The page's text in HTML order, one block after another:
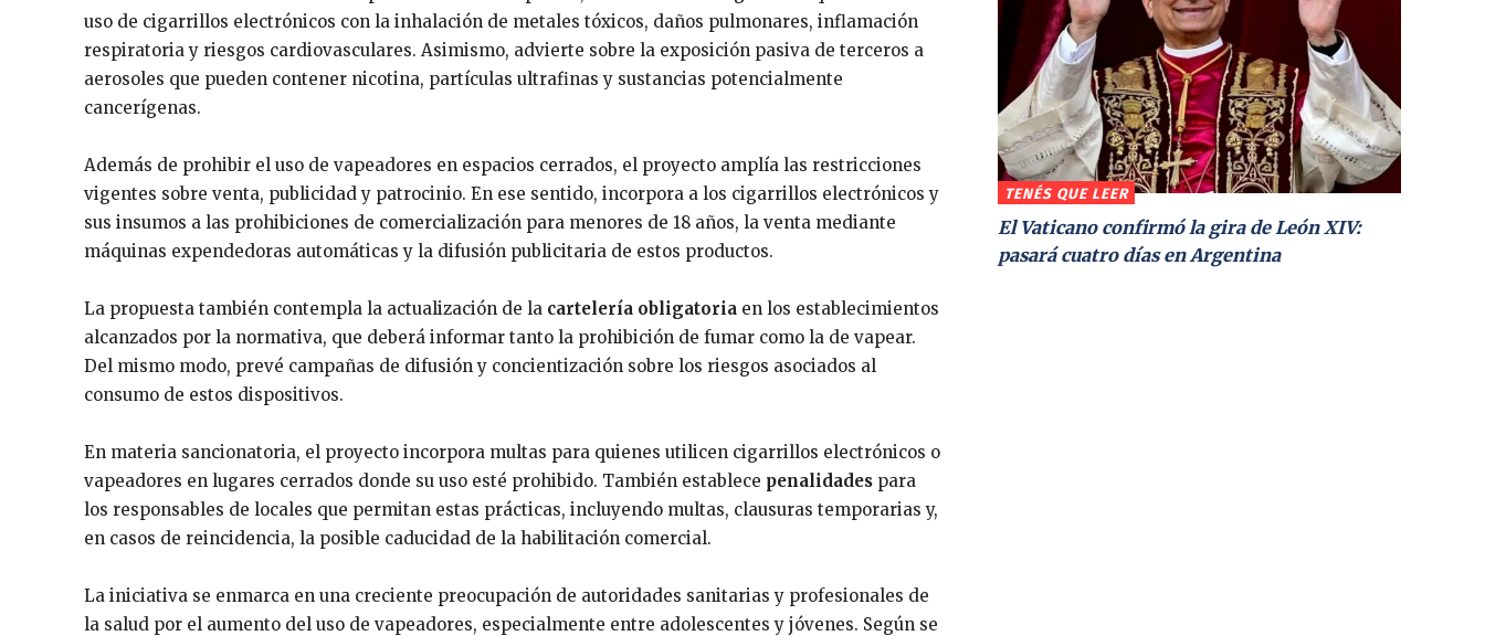
uso de cigarrillos electrónicos con la inhalación de metales tóxicos, daños pulmonares, inflamación
respiratoria y riesgos cardiovasculares. Asimismo, advierte sobre la exposición pasiva de terceros a
aerosoles que pueden contener nicotina, partículas ultrafinas y sustancias potencialmente
cancerígenas.
Además de prohibir el uso de vapeadores en espacios cerrados, el proyecto amplía las restricciones
vigentes sobre venta, publicidad y patrocinio. En ese sentido, incorpora a los cigarrillos electrónicos y
sus insumos a las prohibiciones de comercialización para menores de 18 años, la venta mediante
máquinas expendedoras automáticas y la difusión publicitaria de estos productos.
La propuesta también contempla la actualización de la cartelería obligatoria en los establecimientos
alcanzados por la normativa, que deberá informar tanto la prohibición de fumar como la de vapear.
Del mismo modo, prevé campañas de difusión y concientización sobre los riesgos asociados al
consumo de estos dispositivos.
En materia sancionatoria, el proyecto incorpora multas para quienes utilicen cigarrillos electrónicos o
vapeadores en lugares cerrados donde su uso esté prohibido. También establece penalidades para
los responsables de locales que permitan estas prácticas, incluyendo multas, clausuras temporarias y,
en casos de reincidencia, la posible caducidad de la habilitación comercial.
La iniciativa se enmarca en una creciente preocupación de autoridades sanitarias y profesionales de
la salud por el aumento del uso de vapeadores, especialmente entre adolescentes y jóvenes. Según se
TENÉS QUE LEER
El Vaticano confirmó la gira de León XIV:
pasará cuatro días en Argentina